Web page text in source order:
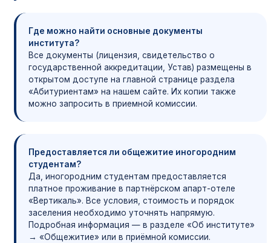
Где можно найти основные документы
института?
Все документы (лицензия, свидетельство о
государственной аккредитации, Устав) размещены в
открытом доступе на главной странице раздела
«Абитуриентам» на нашем сайте. Их копии также
можно запросить в приемной комиссии.
Предоставляется ли общежитие иногородним
студентам?
Да, иногородним студентам предоставляется
платное проживание в партнёрском апарт-отеле
«Вертикаль». Все условия, стоимость и порядок
заселения необходимо уточнять напрямую.
Подробная информация — в разделе «Об институте»
→ «Общежитие» или в приёмной комиссии.